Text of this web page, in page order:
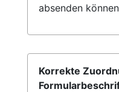
absenden
Korrekte